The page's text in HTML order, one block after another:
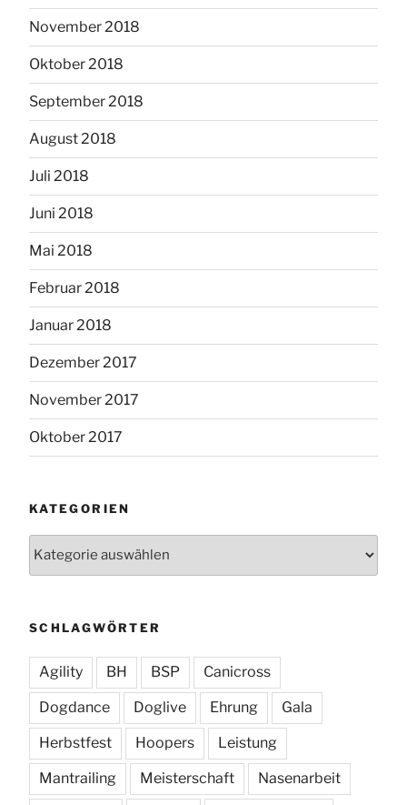
November 2018
Oktober 2018
September 2018
August 2018
Juli 2018
Juni 2018
Mai 2018
Februar 2018
Januar 2018
Dezember 2017
November 2017
Oktober 2017
KATEGORIEN
SCHLAGWÖRTER
Agility BH BSP Canicross
Dogdance Doglive Ehrung Gala
Herbstfest Hoopers Leistung
Mantrailing Meisterschaft Nasenarbeit